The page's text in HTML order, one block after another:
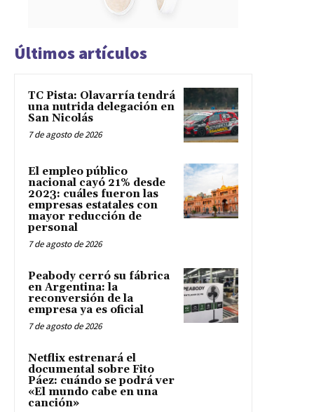
Últimos artículos
TC Pista: Olavarría tendrá
una nutrida delegación en
San Nicolás
7 de agosto de 2026
El empleo público
nacional cayó 21% desde
2023: cuáles fueron las
empresas estatales con
mayor reducción de
personal
7 de agosto de 2026
Peabody cerró su fábrica
en Argentina: la
reconversión de la
empresa ya es oficial
7 de agosto de 2026
Netflix estrenará el
documental sobre Fito
Páez: cuándo se podrá ver
«El mundo cabe en una
canción»